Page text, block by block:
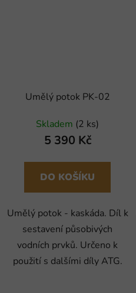
Umělý potok PK-02
Skladem (2 ks)
5 390 Kč
DO KOŠÍKU
Umělý potok - kaskáda. Díl k
sestavení působivých
vodních prvků. Určeno k
použití s dalšími díly ATG.